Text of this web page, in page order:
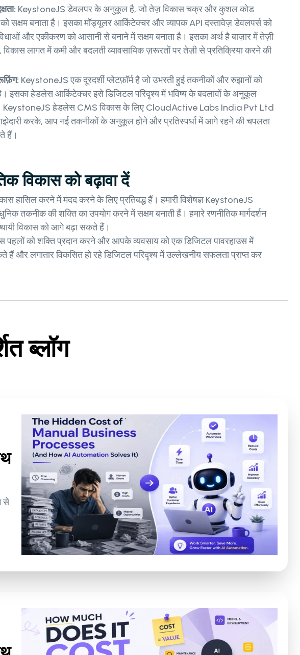
KeystoneJS डेवलपर के अनुकूल है, जो तेज़ विकास चक्र और कुशल कोड
सक्षम बनाता है। इसका मॉड्यूलर आर्किटेक्चर और व्यापक API दस्तावेज़ डेवलपर्स को
और एकीकरण को आसानी से बनाने में सक्षम बनाता है। इसका अर्थ है बाज़ार में तेज़ी
विकास लागत में कमी और बदलती व्यावसायिक ज़रूरतों पर तेज़ी से प्रतिक्रिया करने की
KeystoneJS एक दूरदर्शी प्लेटफ़ॉर्म है जो उभरती हुई तकनीकों और रुझानों को
इसका हेडलेस आर्किटेक्चर इसे डिजिटल परिदृश्य में भविष्य के बदलावों के अनुकूल
KeystoneJS हेडलेस CMS विकास के लिए CloudActive Labs India Pvt Ltd
करके, आप नई तकनीकों के अनुकूल होने और प्रतिस्पर्धा में आगे रहने की चपलता
हैं।
विकास को बढ़ावा दें
हासिल करने में मदद करने के लिए प्रतिबद्ध हैं। हमारी विशेषज्ञ KeystoneJS
की शक्ति का उपयोग करने में सक्षम बनाती हैं। हमारे रणनीतिक मार्गदर्शन
विकास को आगे बढ़ा सकते हैं।
को शक्ति प्रदान करने और आपके व्यवसाय को एक डिजिटल पावरहाउस में
और लगातार विकसित हो रहे डिजिटल परिदृश्य में उल्लेखनीय सफलता प्राप्त कर
ब्लॉग
से